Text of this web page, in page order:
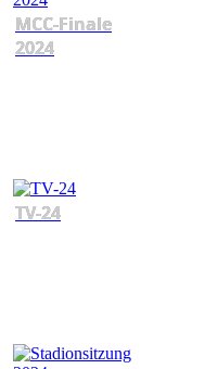
MCC-Finale
2024
TV-24